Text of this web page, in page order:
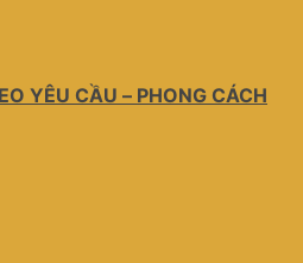
YÊU CẦU – PHONG CÁCH